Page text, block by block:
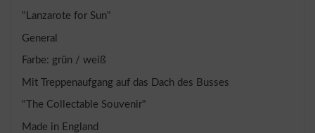
"Lanzarote for Sun"
General
Farbe: grün / weiß
Mit Treppenaufgang auf das Dach des Busses
"The Collectable Souvenir"
Made in England